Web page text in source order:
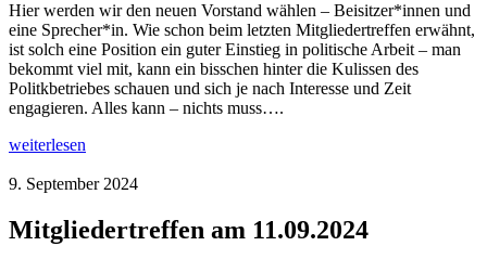
Hier werden wir den neuen Vorstand wählen – Beisitzer*innen und
eine Sprecher*in. Wie schon beim letzten Mitgliedertreffen erwähnt,
ist solch eine Position ein guter Einstieg in politische Arbeit – man
bekommt viel mit, kann ein bisschen hinter die Kulissen des
Politkbetriebes schauen und sich je nach Interesse und Zeit
engagieren. Alles kann – nichts muss….
weiterlesen
9. September 2024
Mitgliedertreffen am 11.09.2024